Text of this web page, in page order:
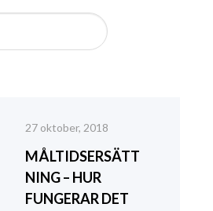
27 oktober, 2018
MÅLTIDSERSÄTT
NING – HUR
FUNGERAR DET